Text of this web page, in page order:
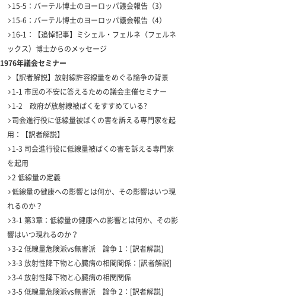
15-5：バーテル博士のヨーロッパ議会報告（3）
15-6：バーテル博士のヨーロッパ議会報告（4）
16-1：【追悼記事】ミシェル・フェルネ（フェルネ
ックス）博士からのメッセージ
1976年議会セミナー
【訳者解説】放射線許容線量をめぐる論争の背景
1-1 市民の不安に答えるための議会主催セミナー
1-2 政府が放射線被ばくをすすめている?
司会進行役に低線量被ばくの害を訴える専門家を起
用：【訳者解説】
1-3 司会進行役に低線量被ばくの害を訴える専門家
を起用
2 低線量の定義
低線量の健康への影響とは何か、その影響はいつ現
れるのか？
3-1 第3章：低線量の健康への影響とは何か、その影
響はいつ現れるのか？
3-2 低線量危険派vs無害派 論争 1：[訳者解説]
3-3 放射性降下物と心臓病の相関関係：[訳者解説]
3-4 放射性降下物と心臓病の相関関係
3-5 低線量危険派vs無害派 論争 2：[訳者解説]